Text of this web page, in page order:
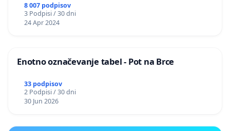
8 007 podpisov
3 Podpisi / 30 dni
24 Apr 2024
Enotno označevanje tabel - Pot na Brce
33 podpisov
2 Podpisi / 30 dni
30 Jun 2026